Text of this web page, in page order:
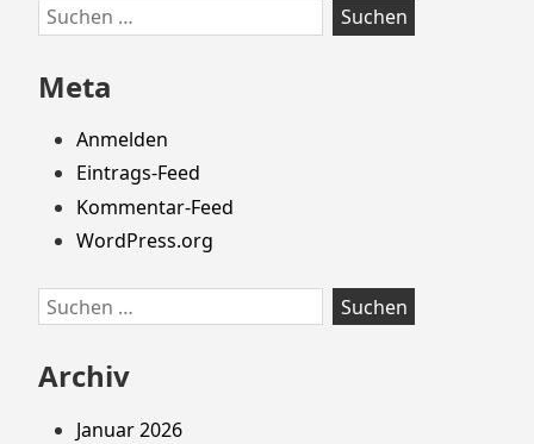
Zum
Footer
springen
Suchen
nach:
Meta
Anmelden
Eintrags-Feed
Kommentar-Feed
WordPress.org
Suchen
nach:
Archiv
Januar 2026